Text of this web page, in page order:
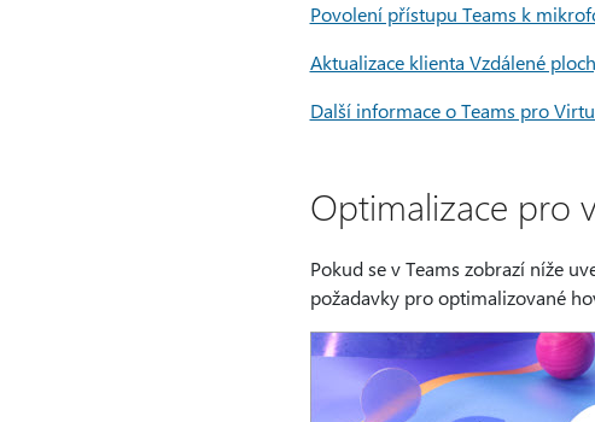
Povolení přístupu Teams k
Aktualizace klienta Vzdálené
Další informace o Teams pro
Optimalizace pro
Pokud se v Teams zobrazí níže
požadavky pro optimalizované